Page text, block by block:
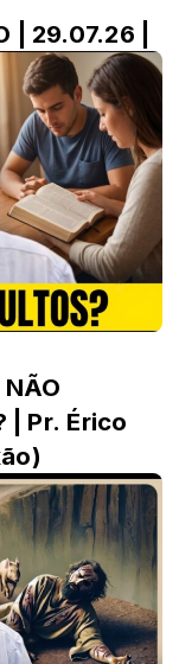
| 29.07.26 |
| Pr. Érico